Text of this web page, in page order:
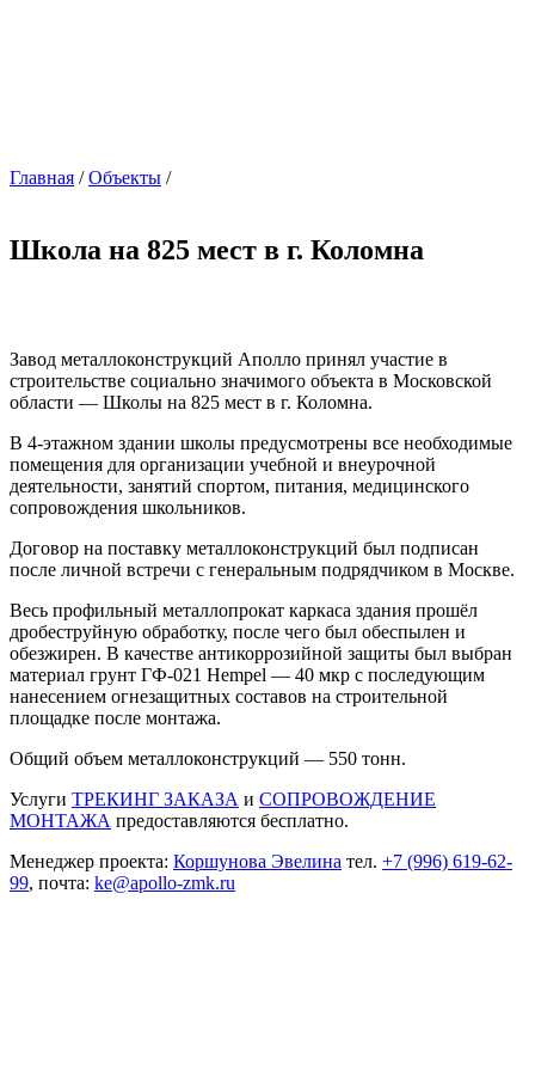
Главная /Объекты /
Школа на 825 мест в г. Коломна
Завод металлоконструкций Аполло принял участие в
строительстве социально значимого объекта в Московской
области — Школы на 825 мест в г. Коломна.
В 4-этажном здании школы предусмотрены все необходимые
помещения для организации учебной и внеурочной
деятельности, занятий спортом, питания, медицинского
сопровождения школьников.
Договор на поставку металлоконструкций был подписан
после личной встречи с генеральным подрядчиком в Москве.
Весь профильный металлопрокат каркаса здания прошёл
дробеструйную обработку, после чего был обеспылен и
обезжирен. В качестве антикоррозийной защиты был выбран
материал грунт ГФ-021 Hempel — 40 мкр с последующим
нанесением огнезащитных составов на строительной
площадке после монтажа.
Общий объем металлоконструкций — 550 тонн.
Услуги ТРЕКИНГ ЗАКАЗА и СОПРОВОЖДЕНИЕ
МОНТАЖА предоставляются бесплатно.
Менеджер проекта: Коршунова Эвелина тел. +7 (996) 619-62-
99, почта: ke@apollo-zmk.ru